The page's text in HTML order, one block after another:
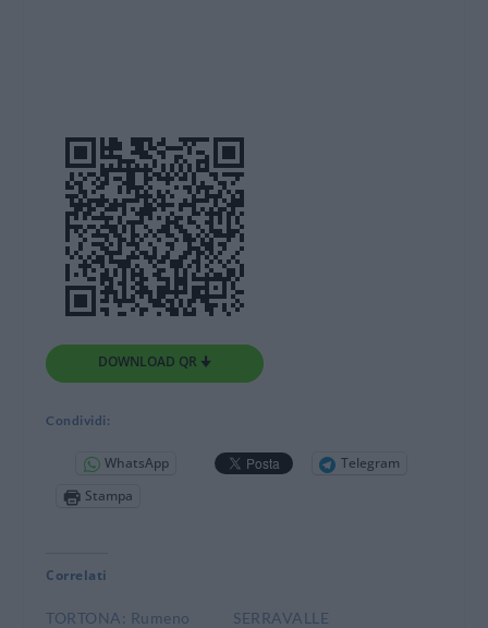
DOWNLOAD QR 🠋
Condividi:
WhatsApp
Telegram
Stampa
Correlati
TORTONA: Rumeno
SERRAVALLE